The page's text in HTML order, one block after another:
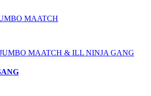
MAATCH
MAATCH & ILL NINJA GANG